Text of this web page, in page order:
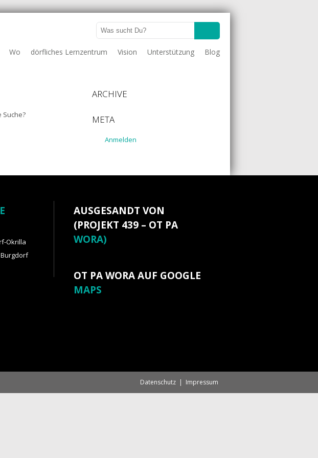
Wo dörfliches Lernzentrum Vision Unterstützung Blog
Suche?
ARCHIVE
META
Anmelden
Okrilla
AUSGESANDT VON
(PROJEKT 439 – OT PA
WORA)
OT PA WORA AUF GOOGLE
MAPS
Datenschutz Impressum